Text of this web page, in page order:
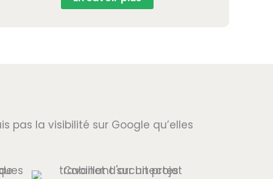
pas la visibilité sur Google qu’elles